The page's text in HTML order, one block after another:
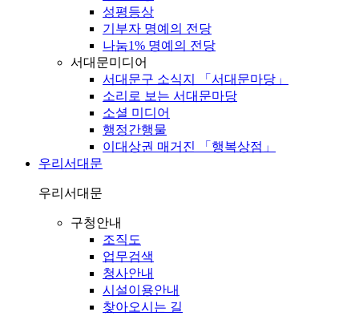
성평등상
기부자 명예의 전당
나눔1% 명예의 전당
서대문미디어
서대문구 소식지 「서대문마당」
소리로 보는 서대문마당
소셜 미디어
행정간행물
이대상권 매거진 「행복상점」
우리서대문
우리서대문
구청안내
조직도
업무검색
청사안내
시설이용안내
찾아오시는 길